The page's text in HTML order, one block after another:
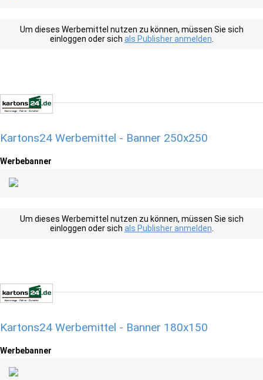
Um dieses Werbemittel nutzen zu können, müssen Sie sich
einloggen oder sich als Publisher anmelden
Kartons24 Werbemittel - Banner 250x250
Werbebanner
Um dieses Werbemittel nutzen zu können, müssen Sie sich
einloggen oder sich als Publisher anmelden
Kartons24 Werbemittel - Banner 180x150
Werbebanner